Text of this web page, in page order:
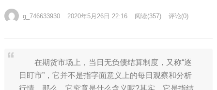
g_746633930 2020年5月26日 22:16 阅读(357) 评论(0)
在期货市场上，当日无负债结算制度，又称“逐
日盯市”，它并不是指字面意义上的每日观察和分析
行情。那么，它究竟是什么含义呢?其实，它是指结